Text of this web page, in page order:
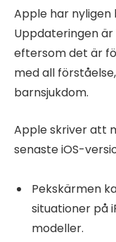
Apple har nyligen
Uppdateringen
eftersom det är
med all
barnsjukdom.
Apple skriver att
senaste iOS-
Pekskärmen
situationer på
modeller.